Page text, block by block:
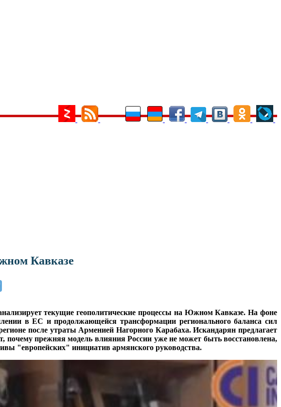
Кавказе
текущие геополитические процессы на Южном Кавказе. На фоне
в ЕС и продолжающейся трансформации регионального баланса сил
после утраты Арменией Нагорного Карабаха. Искандарян предлагает
почему прежняя модель влияния России уже не может быть восстановлена,
"европейских" инициатив армянского руководства.